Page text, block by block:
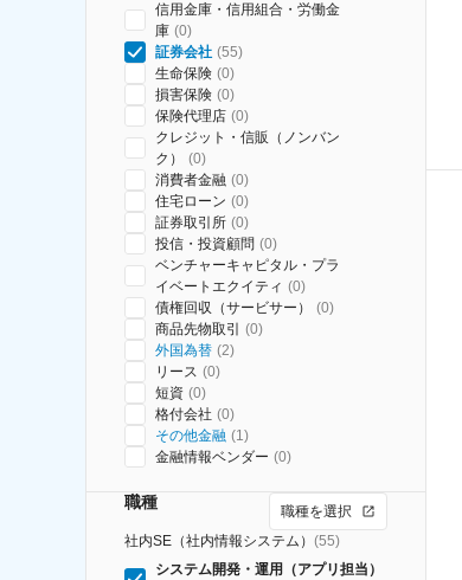
信用金庫・信用組合・労働金
庫 (0)
証券会社 (55)
生命保険 (0)
損害保険 (0)
保険代理店 (0)
クレジット・信販（ノンバン
ク）
(0)
消費者金融 (0)
住宅ローン (0)
証券取引所 (0)
投信・投資顧問 (0)
ベンチャーキャピタル・プラ
イベートエクイティ (0)
債権回収（サービサー）
(0)
商品先物取引
(0)
外国為替 (2)
リース (0)
短資 (0)
格付会社 (0)
その他金融 (1)
金融情報ベンダー (0)
職種
職種を選択
社内SE（社内情報システム） (55)
システム開発・運用（アプリ担当）